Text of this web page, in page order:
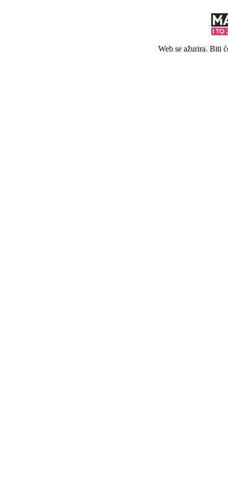
Web se ažurira. Biti